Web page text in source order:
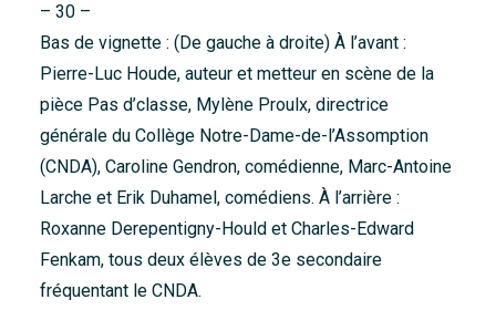
– 30 –
Bas de vignette : (De gauche à droite) À l’avant :
Pierre-Luc Houde, auteur et metteur en scène de la
pièce Pas d’classe, Mylène Proulx, directrice
générale du Collège Notre-Dame-de-l’Assomption
(CNDA), Caroline Gendron, comédienne, Marc-Antoine
Larche et Erik Duhamel, comédiens. À l’arrière :
Roxanne Derepentigny-Hould et Charles-Edward
Fenkam, tous deux élèves de 3e secondaire
fréquentant le CNDA.